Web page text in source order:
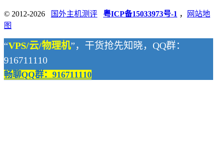
© 2012-2026 国外主机测评 粤ICP备15033973号-1 ，
网站地
图
“VPS/云/物理机”，干货抢先知晓，QQ群：
916711110
畅聊QQ群：916711110